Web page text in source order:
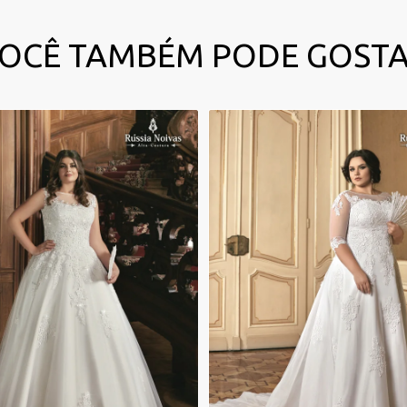
TAMBÉM PODE